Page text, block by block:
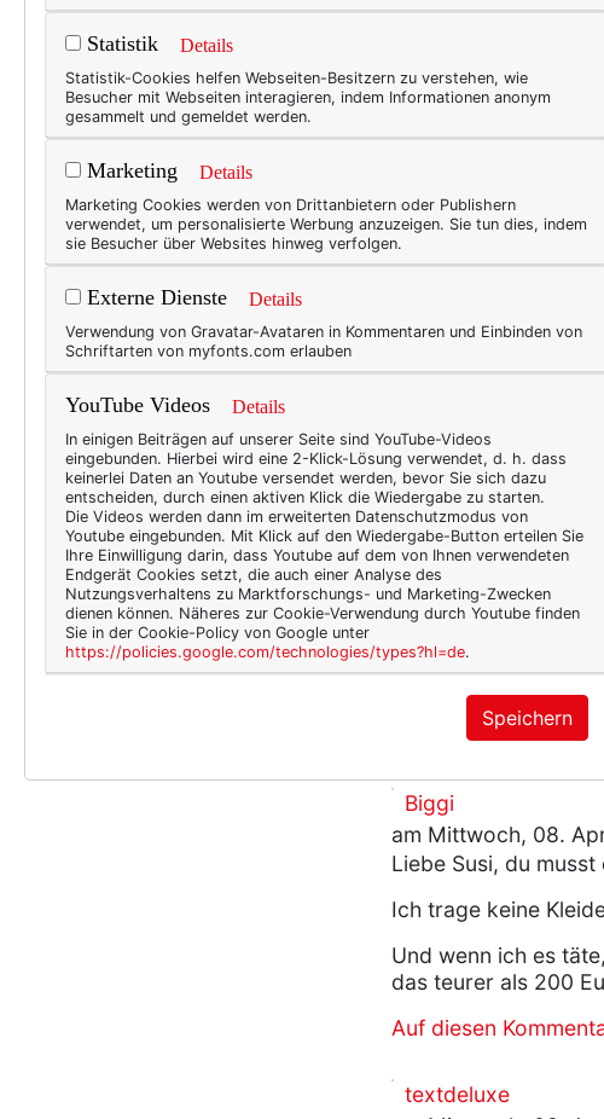
später geführt von Namen wie
Und dieses Buch habe ich auch
Kleider wie Blüten -sagte ich doch
5165
lanvin
Biggi
am Mittwoch, 08.
Liebe Susi, du
Ich trage keine
Und wenn ich es
das teurer als 200
Auf diesen
textdeluxe
Statistik Details
Statistik-Cookies helfen Webseiten-Besitzern zu verstehen, wie
Besucher mit Webseiten interagieren, indem Informationen anonym
gesammelt und gemeldet werden.
Marketing Details
Marketing Cookies werden von Drittanbietern oder Publishern
verwendet, um personalisierte Werbung anzuzeigen. Sie tun dies, indem
sie Besucher über Websites hinweg verfolgen.
Externe Dienste Details
Verwendung von Gravatar-Avataren in Kommentaren und Einbinden von
Schriftarten von myfonts.com erlauben
YouTube Videos Details
In einigen Beiträgen auf unserer Seite sind YouTube-Videos
eingebunden. Hierbei wird eine 2-Klick-Lösung verwendet, d. h. dass
keinerlei Daten an Youtube versendet werden, bevor Sie sich dazu
entscheiden, durch einen aktiven Klick die Wiedergabe zu starten.
Die Videos werden dann im erweiterten Datenschutzmodus von
Youtube eingebunden. Mit Klick auf den Wiedergabe-Button erteilen Sie
Ihre Einwilligung darin, dass Youtube auf dem von Ihnen verwendeten
Endgerät Cookies setzt, die auch einer Analyse des
Nutzungsverhaltens zu Marktforschungs- und Marketing-Zwecken
dienen können. Näheres zur Cookie-Verwendung durch Youtube finden
Sie in der Cookie-Policy von Google unter
https://policies.google.com/technologies/types?hl=de.
Speichern